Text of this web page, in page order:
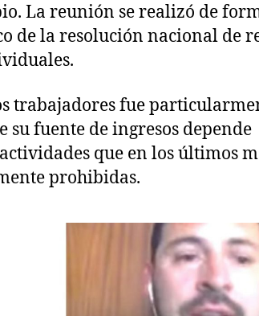
La reunión se realizó de
de la resolución nacional de
trabajadores fue
su fuente de ingresos depende
que en los últimos
prohibidas.